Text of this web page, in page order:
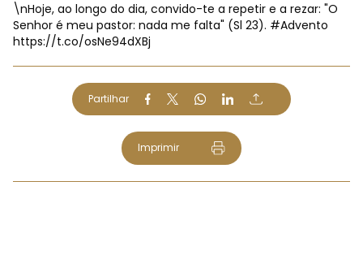
\nHoje, ao longo do dia, convido-te a repetir e a rezar: "O
Senhor é meu pastor: nada me falta" (Sl 23). #Advento
https://t.co/osNe94dXBj
Partilhar
Imprimir